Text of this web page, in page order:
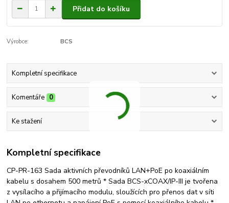
Přidat do košíku
Výrobce: BCS
Kompletní specifikace
Komentáře 0
Ke stažení
Kompletní specifikace
CP-PR-163 Sada aktivních převodníků LAN+PoE po koaxiálním
kabelu s dosahem 500 metrů * Sada BCS-xCOAX/IP-III je tvořena
z vysílacího a přijímacího modulu, sloužících pro přenos dat v síti